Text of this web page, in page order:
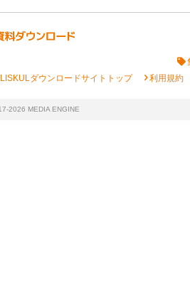
LISKULダウンロードサイトトップ chevron_right利用規約
2026 MEDIA ENGINE